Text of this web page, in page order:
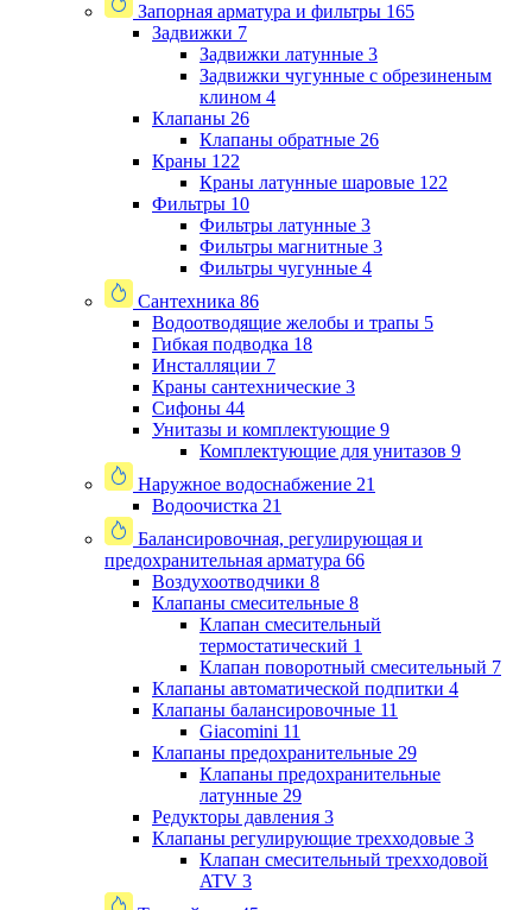
Запорная арматура и фильтры 165
Задвижки 7
Задвижки латунные 3
Задвижки чугунные с обрезиненым
клином 4
Клапаны 26
Клапаны обратные 26
Краны 122
Краны латунные шаровые 122
Фильтры 10
Фильтры латунные 3
Фильтры магнитные 3
Фильтры чугунные 4
Сантехника 86
Водоотводящие желобы и трапы 5
Гибкая подводка 18
Инсталляции 7
Краны сантехнические 3
Сифоны 44
Унитазы и комплектующие 9
Комплектующие для унитазов 9
Наружное водоснабжение 21
Водоочистка 21
Балансировочная, регулирующая и
предохранительная арматура 66
Воздухоотводчики 8
Клапаны cмесительные 8
Клапан cмесительный
термостатический 1
Клапан поворотный cмесительный 7
Клапаны автоматической подпитки 4
Клапаны балансировочные 11
Giacomini 11
Клапаны предохранительные 29
Клапаны предохранительные
латунные 29
Редукторы давления 3
Клапаны регулирующие трехходовые 3
Клапан смесительный трехходовой
ATV 3